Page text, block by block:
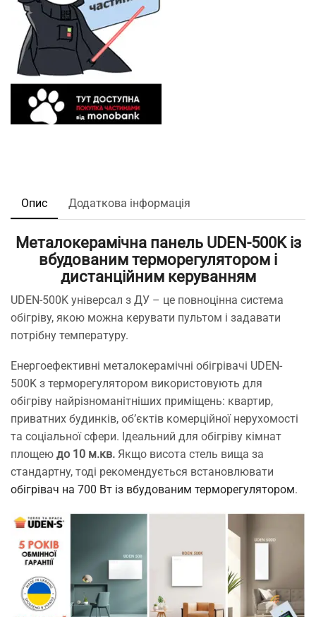
Опис Додаткова інформація
Металокерамічна панель UDEN-500K із
вбудованим терморегулятором і
дистанційним керуванням
UDEN-500K універсал з ДУ – це повноцінна система
обігріву, якою можна керувати пультом і задавати
потрібну температуру.
Енергоефективні металокерамічні обігрівачі UDEN-
500K з терморегулятором використовують для
обігріву найрізноманітніших приміщень: квартир,
приватних будинків, об’єктів комерційної нерухомості
та соціальної сфери. Ідеальний для обігріву кімнат
площею до 10 м.кв. Якщо висота стель вища за
стандартну, тоді рекомендується встановлювати
обігрівач на 700 Вт із вбудованим терморегулятором.